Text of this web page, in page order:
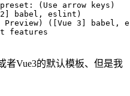
(Use arrow keys)
babel, eslint)
Preview) ([Vue 3] babel,
features
者Vue3的默认模板、但是我